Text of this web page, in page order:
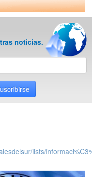
noticias.
lists/